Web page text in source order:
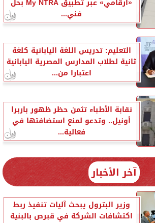
«أرقامي» عبر تطبيق My NTRA بحل
فني...
التعليم: تدريس اللغة اليابانية كلغة
ثانية لطلاب المدارس المصرية اليابانية
اعتبارا من...
نقابة الأطباء تثمن حظر ظهور باربرا
أونيل.. وتدعو لمنع استضافتها في
فعالية...
آخر الأخبار
وزير البترول يبحث آليات تنفيذ ربط
اكتشافات الشركة في قبرص بالبنية